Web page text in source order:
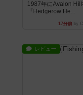
1987年にAvalon Hill
『Hedgerow He...
17分前by
レビュー